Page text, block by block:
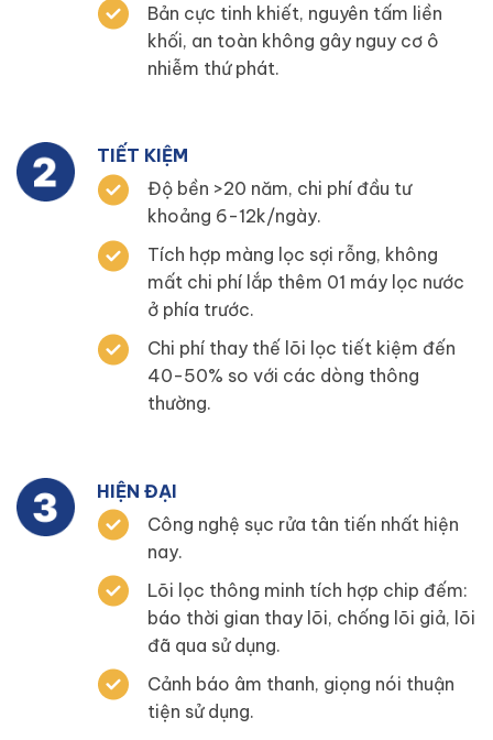
Bản cực tinh khiết, nguyên tấm liền
khối, an toàn không gây nguy cơ ô
nhiễm thứ phát.
TIẾT KIỆM
Độ bền >20 năm, chi phí đầu tư
khoảng 6-12k/ngày.
Tích hợp màng lọc sợi rỗng, không
mất chi phí lắp thêm 01 máy lọc nước
ở phía trước.
Chi phí thay thế lõi lọc tiết kiệm đến
40-50% so với các dòng thông
thường.
HIỆN ĐẠI
Công nghệ sục rửa tân tiến nhất hiện
nay.
Lõi lọc thông minh tích hợp chip đếm:
báo thời gian thay lõi, chống lõi giả, lõi
đã qua sử dụng.
Cảnh báo âm thanh, giọng nói thuận
tiện sử dụng.